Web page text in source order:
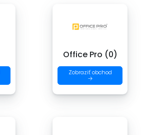
Office Pro (0)
Zobraziť obchod
→